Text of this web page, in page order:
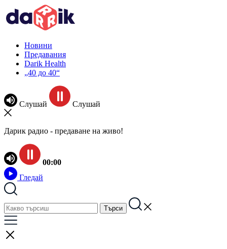
Новини
Предавания
Darik Health
„40 до 40“
Слушай Слушай
Дарик радио - предаване на живо!
00:00
Гледай